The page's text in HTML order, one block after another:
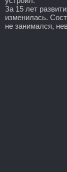
За 15 лет
изменилась.
не занимался,